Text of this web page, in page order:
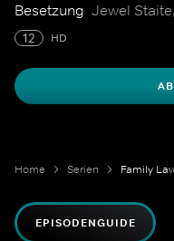
Besetzung Jewel
12 HD
Home Serien Family
EPISODENGUIDE